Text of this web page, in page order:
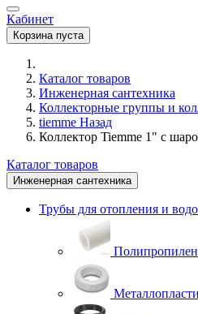
Кабинет
Корзина пуста
Каталог товаров
Инженерная сантехника
Коллекторные группы и
tiemme Назад
Коллектор Tiemme 1" с
Каталог товаров
Инженерная сантехника
Трубы для отопления и